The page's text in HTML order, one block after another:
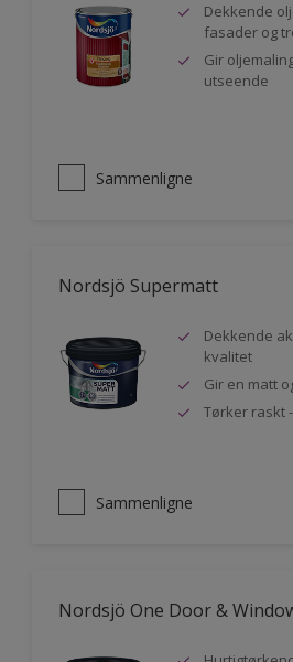
Dekkende
fasader og
Gir
utseende
Sammenligne
Nordsjö Supermatt
Dekkende
kvalitet
Gir en matt
Tørker raskt
Sammenligne
Nordsjö One Door &